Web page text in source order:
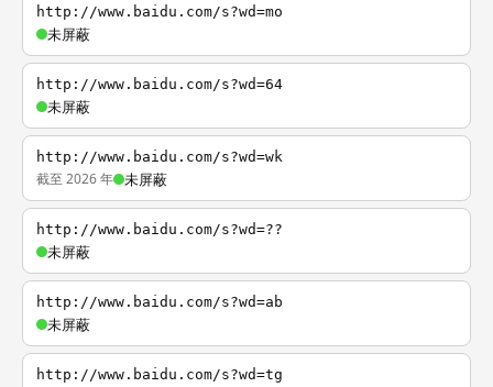
http://www.baidu.com/s?wd=mo
未屏蔽
http://www.baidu.com/s?wd=64
未屏蔽
http://www.baidu.com/s?wd=wk
截至 2026 年 未屏蔽
http://www.baidu.com/s?wd=??
未屏蔽
http://www.baidu.com/s?wd=ab
未屏蔽
http://www.baidu.com/s?wd=tg